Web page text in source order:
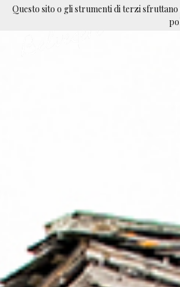
Questo sito o gli strumenti di terzi